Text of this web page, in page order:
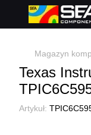
Magazyn
Texas
Artykuł: